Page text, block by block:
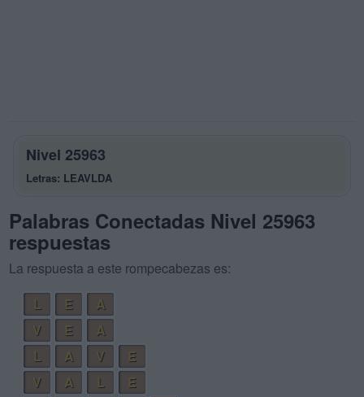
Nivel 25963
Letras: LEAVLDA
Palabras Conectadas Nivel 25963
respuestas
La respuesta a este rompecabezas es:
L
E
A
V
E
A
L
A V
E
V
A L
E